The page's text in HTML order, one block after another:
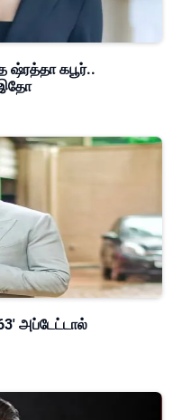
ஷ்ரத்தா கபூர்..
இதோ
அப்டேட்டால்